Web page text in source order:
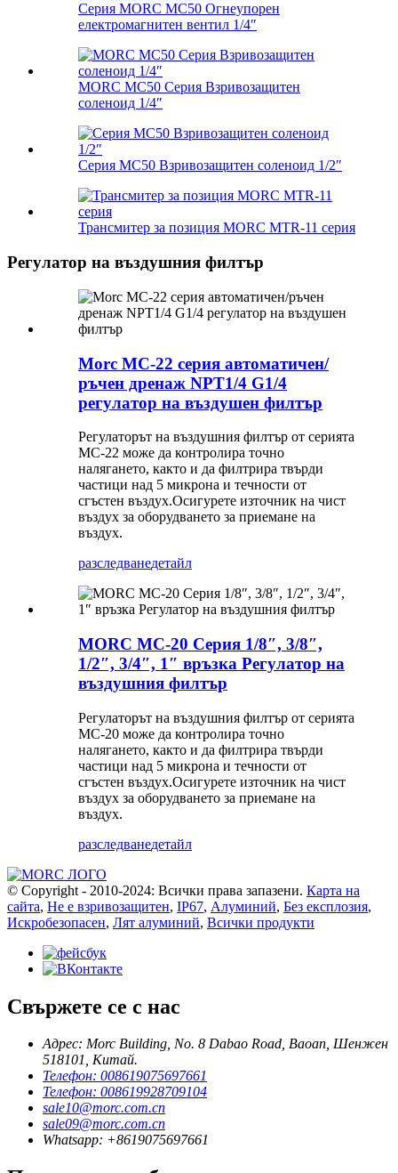
Серия MORC MC50 Огнеупорен
електромагнитен вентил 1/4″
MORC MC50 Серия Взривозащитен
соленоид 1/4″
Серия MC50 Взривозащитен соленоид 1/2″
Трансмитер за позиция MORC MTR-11 серия
Регулатор на въздушния филтър
Morc MC-22 серия автоматичен/
ръчен дренаж NPT1/4 G1/4
регулатор на въздушен филтър
Регулаторът на въздушния филтър от серията
MC-22 може да контролира точно
налягането, както и да филтрира твърди
частици над 5 микрона и течности от
сгъстен въздух.Осигурете източник на чист
въздух за оборудването за приемане на
въздух.
разследванедетайл
MORC MC-20 Серия 1/8″, 3/8″,
1/2″, 3/4″, 1″ връзка Регулатор на
въздушния филтър
Регулаторът на въздушния филтър от серията
MC-20 може да контролира точно
налягането, както и да филтрира твърди
частици над 5 микрона и течности от
сгъстен въздух.Осигурете източник на чист
въздух за оборудването за приемане на
въздух.
разследванедетайл
© Copyright - 2010-2024: Всички права запазени. Карта на
сайта, Не е взривозащитен, IP67, Алуминий, Без експлозия,
Искробезопасен, Лят алуминий, Всички продукти
Свържете се с нас
Адрес: Morc Building, No. 8 Dabao Road, Baoan, Шенжен
518101, Китай.
Телефон: 008619075697661
Телефон: 008619928709104
sale10@morc.com.cn
sale09@morc.com.cn
Whatsapp: +8619075697661